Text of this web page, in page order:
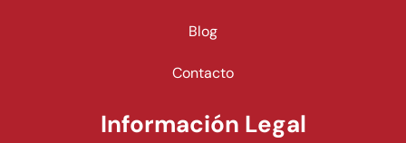
Blog
Contacto
Información Legal